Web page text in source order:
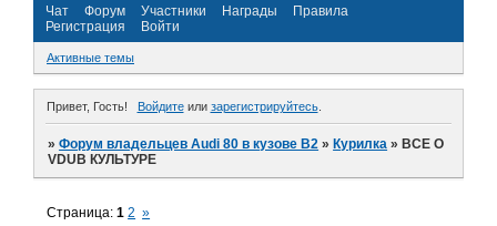
Чат Форум Участники Награды
Правила
Регистрация
Войти
Активные темы
Привет, Гость! Войдитеили зарегистрируйтесь.
»Форум владельцев Audi 80 в кузове В2 »Курилка »ВСЕ О
VDUB КУЛЬТУРЕ
Страница:1 2 »